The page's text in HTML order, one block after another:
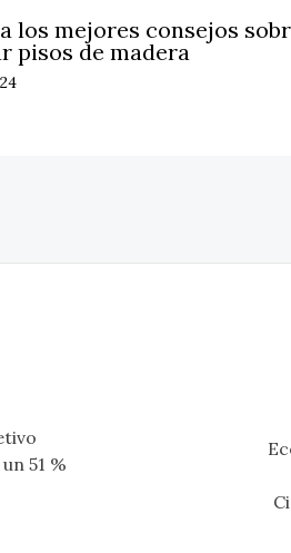
los mejores consejos
pisos de madera
51 %